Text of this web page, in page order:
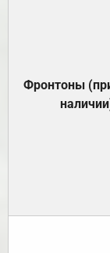
Фронтоны